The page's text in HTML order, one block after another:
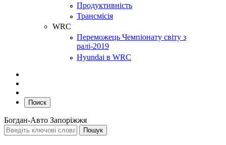
Продуктивність
Трансмісія
WRC
Переможець Чемпіонату світу з
ралі-2019
Hyundai в WRC
Поиск
Богдан-Авто Запоріжжя